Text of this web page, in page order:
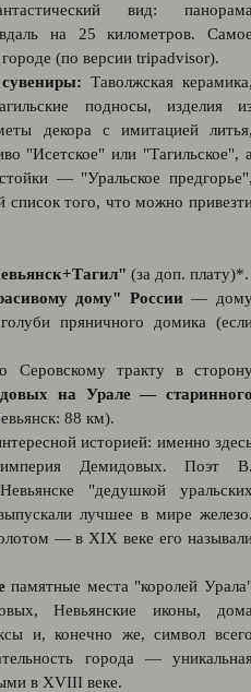
вид:
вдаль на 25 километров.
(по версии tripadvisor).
Таволжская
подносы, изделия
декора с имитацией
"Исетское" или "Тагильское",
— "Уральское
того, что можно
(за доп. плату)*.
дому" России —
пряничного домика
Серовскому тракту в
на Урале —
88 км).
историей: именно
империя Демидовых. Поэт
"дедушкой
лучшее в мире
— в XIX веке его
памятные места "королей
Невьянские иконы,
и, конечно же, символ
города —
в XVIII веке.